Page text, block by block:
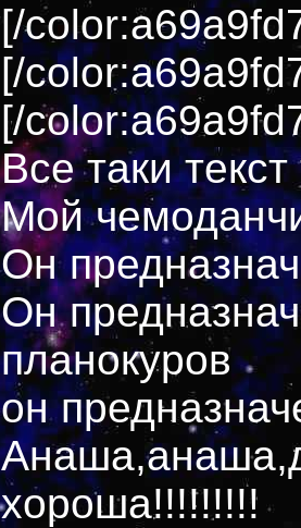
[/
[/
[/
Все таки текст
Мой
Он
Он
планокуров
он
хороша!!!!!!!!!